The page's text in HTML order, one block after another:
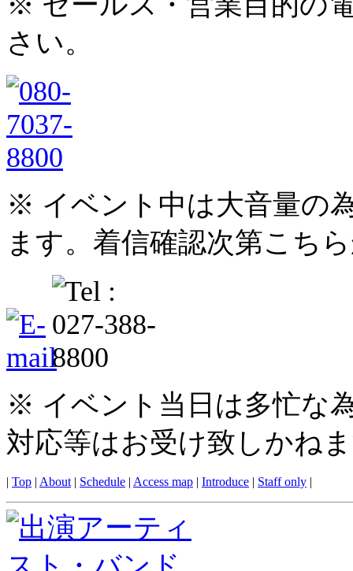
さい。
※ イベント中は大音量の
ます。着信確認次第こち
※ イベント当日は多忙な
対応等はお受け致しかね
| Top | About | Schedule | Access map | Introduce | Staff only |